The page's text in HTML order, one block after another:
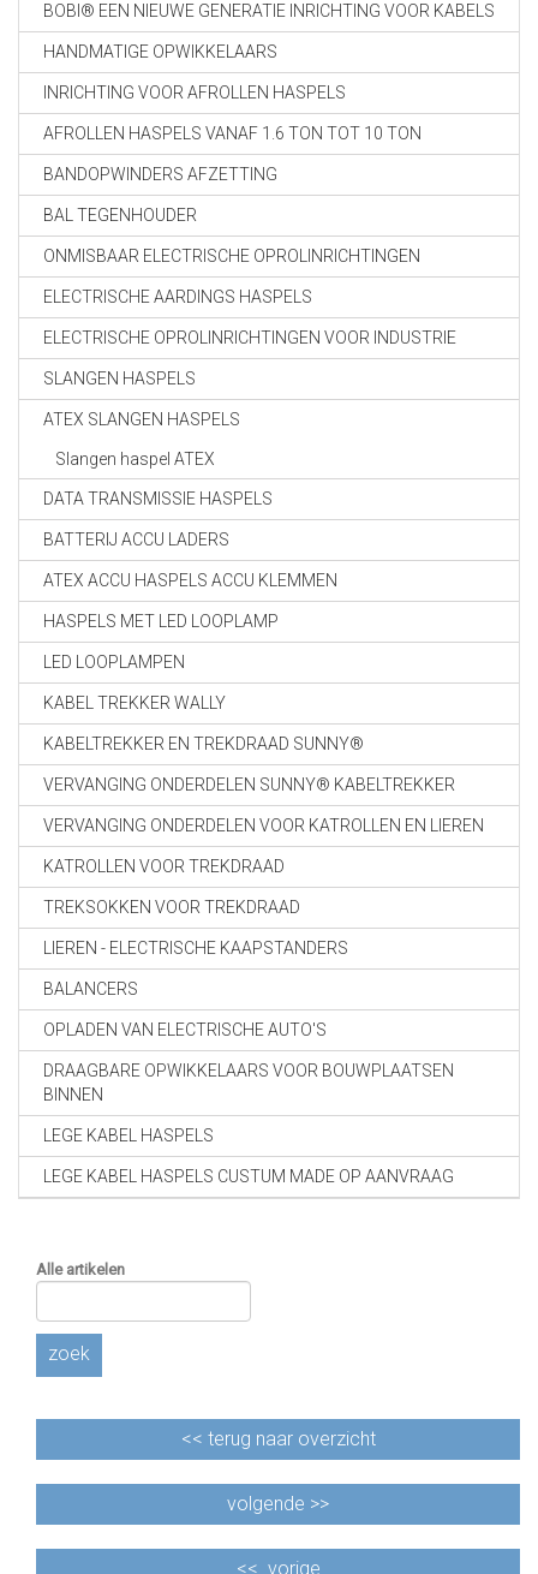
BOBI® EEN NIEUWE GENERATIE INRICHTING VOOR KABELS
HANDMATIGE OPWIKKELAARS
INRICHTING VOOR AFROLLEN HASPELS
AFROLLEN HASPELS VANAF 1.6 TON TOT 10 TON
BANDOPWINDERS AFZETTING
BAL TEGENHOUDER
ONMISBAAR ELECTRISCHE OPROLINRICHTINGEN
ELECTRISCHE AARDINGS HASPELS
ELECTRISCHE OPROLINRICHTINGEN VOOR INDUSTRIE
SLANGEN HASPELS
ATEX SLANGEN HASPELS
Slangen haspel ATEX
DATA TRANSMISSIE HASPELS
BATTERIJ ACCU LADERS
ATEX ACCU HASPELS ACCU KLEMMEN
HASPELS MET LED LOOPLAMP
LED LOOPLAMPEN
KABEL TREKKER WALLY
KABELTREKKER EN TREKDRAAD SUNNY®
VERVANGING ONDERDELEN SUNNY® KABELTREKKER
VERVANGING ONDERDELEN VOOR KATROLLEN EN LIEREN
KATROLLEN VOOR TREKDRAAD
TREKSOKKEN VOOR TREKDRAAD
LIEREN - ELECTRISCHE KAAPSTANDERS
BALANCERS
OPLADEN VAN ELECTRISCHE AUTO'S
DRAAGBARE OPWIKKELAARS VOOR BOUWPLAATSEN
BINNEN
LEGE KABEL HASPELS
LEGE KABEL HASPELS CUSTUM MADE OP AANVRAAG
Alle artikelen
zoek
<< terug naar overzicht
volgende >>
<< vorige